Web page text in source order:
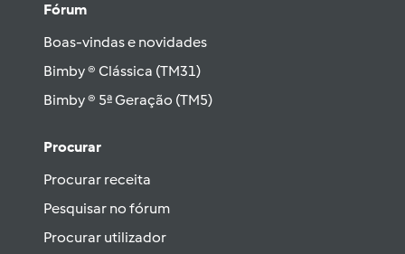
Fórum
Boas-vindas e novidades
Bimby ® Clássica (TM31)
Bimby ® 5ª Geração (TM5)
Procurar
Procurar receita
Pesquisar no fórum
Procurar utilizador